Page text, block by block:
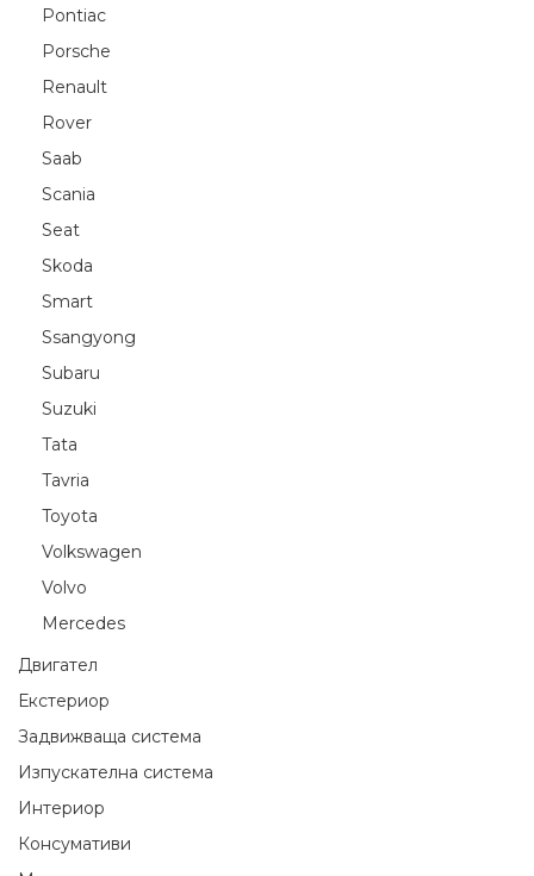
Pontiac
Porsche
Renault
Rover
Saab
Scania
Seat
Skoda
Smart
Ssangyong
Subaru
Suzuki
Tata
Tavria
Toyota
Volkswagen
Volvo
Мercedes
Двигател
Екстериор
Задвижваща система
Изпускателна система
Интериор
Консумативи